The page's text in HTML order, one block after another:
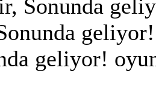
Sonunda
geliyor!